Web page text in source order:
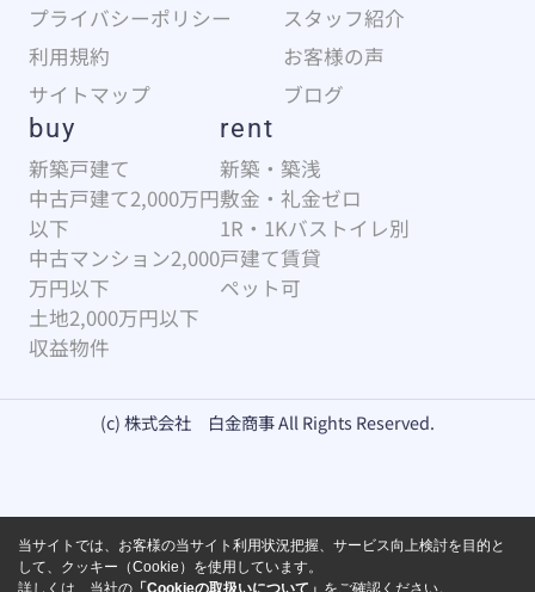
プライバシーポリシー
スタッフ紹介
利用規約
お客様の声
サイトマップ
ブログ
buy
新築戸建て
中古戸建て2,000万円
以下
中古マンション2,000
万円以下
土地2,000万円以下
収益物件
rent
新築・築浅
敷金・礼金ゼロ
1R・1Kバストイレ別
戸建て賃貸
ペット可
(c) 株式会社 白金商事 All Rights Reserved.
当サイトでは、お客様の当サイト利用状況把握、サービス向上検討を目的と
して、クッキー（Cookie）を使用しています。
詳しくは、当社の 「Cookieの取扱いについて」 をご確認ください。